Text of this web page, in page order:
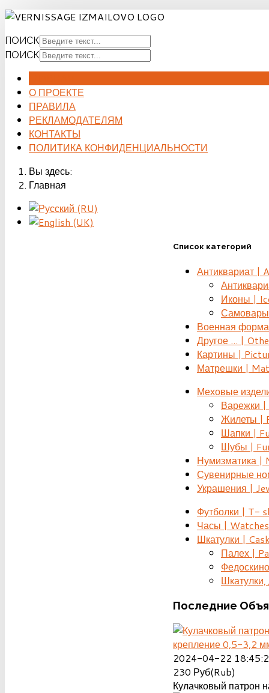
ПОИСК
ПОИСК
О ПРОЕКТЕ
ПРАВИЛА
РЕКЛАМОДАТЕЛЯМ
КОНТАКТЫ
ПОЛИТИКА КОНФИДЕНЦИАЛЬНОСТИ
Вы здесь:
Главная
Список категорий
Антиквариат |
Иконы |
Военная
Другое ... |
Картины |
Матрешки |
Меховые
Варежки
Жилеты |
Шапки |
Шубы |
Нумизматика |
Сувенирные
Украшения |
Футболки | T-
Часы | Watches
Шкатулки |
Палех |
Последние
крепление 0,5-3,2
2024-04-22
230 Руб(Rub)
Кулачковый патрон